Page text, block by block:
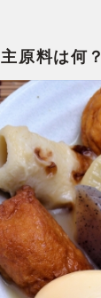
原料は何？